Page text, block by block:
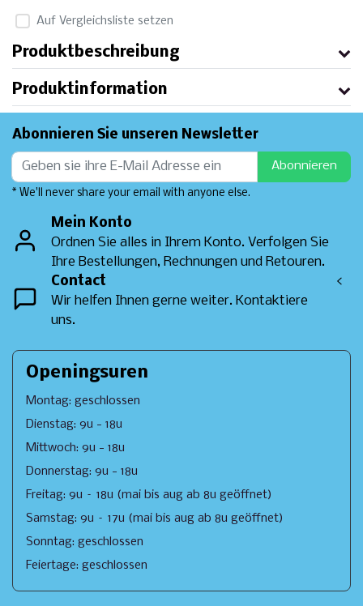
Auf Vergleichsliste setzen
Produktbeschreibung
Produktinformation
Abonnieren Sie unseren Newsletter
Abonnieren
* We'll never share your email with anyone else.
Mein Konto
Ordnen Sie alles in Ihrem Konto. Verfolgen Sie
Ihre Bestellungen, Rechnungen und Retouren.
Contact
Wir helfen Ihnen gerne weiter. Kontaktiere
uns.
<
Openingsuren
Montag: geschlossen
Dienstag: 9u - 18u
Mittwoch: 9u - 18u
Donnerstag: 9u - 18u
Freitag: 9u – 18u (mai bis aug ab 8u geöffnet)
Samstag: 9u – 17u (mai bis aug ab 8u geöffnet)
Sonntag: geschlossen
Feiertage: geschlossen